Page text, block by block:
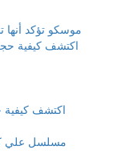
موسكو تؤكد أنها